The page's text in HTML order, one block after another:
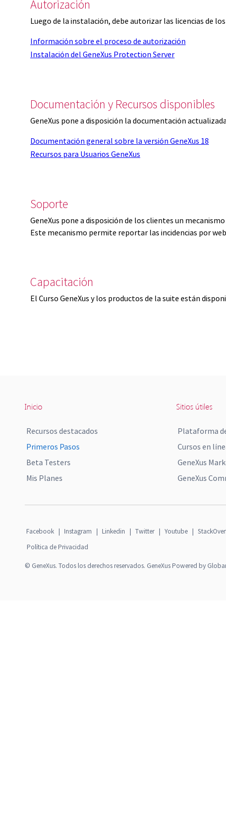
Autorización
Luego de la instalación, debe autorizar las licencias de
Información sobre el proceso de autorización
Instalación del GeneXus Protection Server
Documentación y Recursos disponibles
GeneXus pone a disposición la documentación
Documentación general sobre la versión GeneXus 18
Recursos para Usuarios GeneXus
Soporte
GeneXus pone a disposición de los clientes un
Este mecanismo permite reportar las incidencias por
Capacitación
El Curso GeneXus y los productos de la suite están
Inicio
Recursos destacados
Primeros Pasos
Beta Testers
Mis Planes
Sitios útiles
Plataforma
Cursos en
GeneXus
GeneXus
Facebook | Instagram | Linkedin | Twitter | Youtube |
Política de Privacidad
© GeneXus. Todos los derechos reservados. GeneXus Powered by